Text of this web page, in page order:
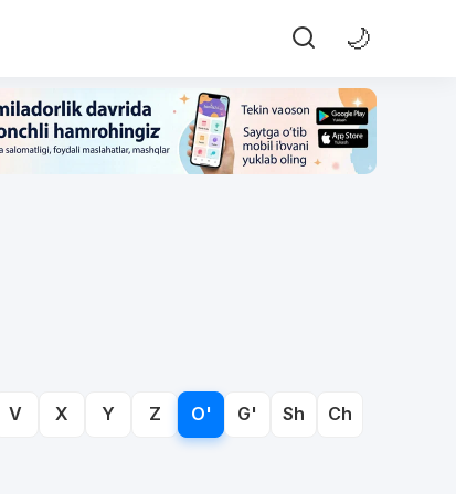
🌙
V X Y Z O' G' Sh Ch